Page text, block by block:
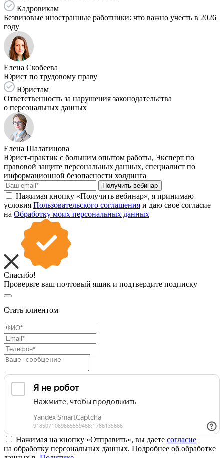
Кадровикам
Безвизовые иностранные работники: что важно учесть в 2026
году
Елена Скобеева
Юрист по трудовому праву
Юристам
Ответственность за нарушения законодательства
о персональных данных
Елена Шалагинова
Юрист-практик с большим опытом работы, Эксперт по
правовой защите персональных данных, специалист по
информационной безопасности холдинга
Получить вебинар
Нажимая кнопку «Получить вебинар», я принимаю
условия Пользовательского соглашения и даю свое согласие
на Обработку моих персональных данных
Спасибо!
Проверьте ваш почтовый ящик и подтвердите подписку
Стать клиентом
Нажимая на кнопку «Отправить», вы даете согласие
на обработку персональных данных. Подробнее об обработке